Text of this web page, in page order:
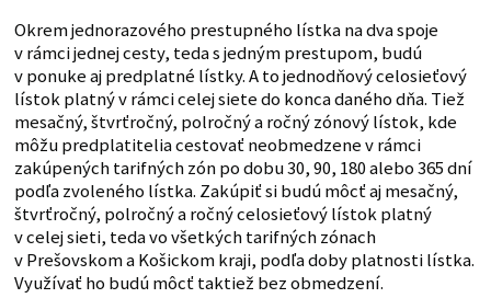
Okrem jednorazového prestupného lístka na dva spoje
v rámci jednej cesty, teda s jedným prestupom, budú
v ponuke aj predplatné lístky. A to jednodňový celosieťový
lístok platný v rámci celej siete do konca daného dňa. Tiež
mesačný, štvrťročný, polročný a ročný zónový lístok, kde
môžu predplatitelia cestovať neobmedzene v rámci
zakúpených tarifných zón po dobu 30, 90, 180 alebo 365 dní
podľa zvoleného lístka. Zakúpiť si budú môcť aj mesačný,
štvrťročný, polročný a ročný celosieťový lístok platný
v celej sieti, teda vo všetkých tarifných zónach
v Prešovskom a Košickom kraji, podľa doby platnosti lístka.
Využívať ho budú môcť taktiež bez obmedzení.